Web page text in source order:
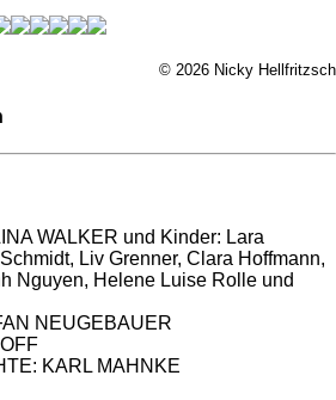
© 2026 Nicky Hellfritzsch
WALKER und Kinder: Lara
Liv Grenner, Clara Hoffmann,
Nguyen, Helene Luise Rolle und
NEUGEBAUER
KARL MAHNKE